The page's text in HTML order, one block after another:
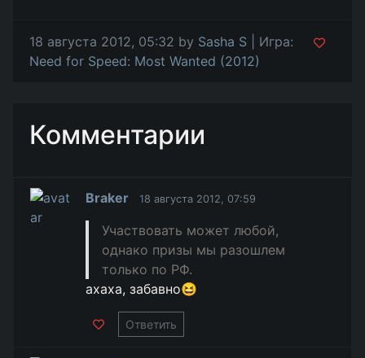
18 августа 2012, 05:32 by Sasha S | Игра:
Need for Speed: Most Wanted (2012)
Комментарии
Braker 18 августа 2012, 07:59
Участвовать может любой,
однако призы мы разошлем
только по РФ.
ахаха, забавно😆
Ответить